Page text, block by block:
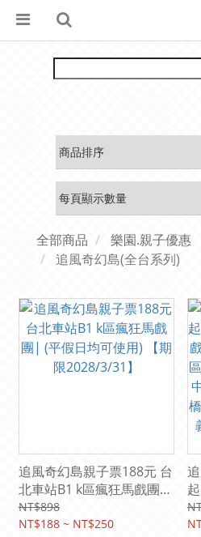
全部商品
樂園.親子優惠
追風奇幻島(全台系列)
追風奇幻島親子票188元 台
北車站B1 k區瘋狂馬戲團|
(平假日均可使用) 【期限
2028/3/31】
NT$898
NT$188 ~ NT$250